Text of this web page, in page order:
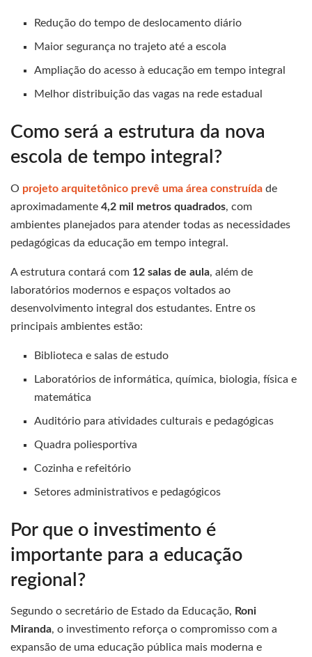
Redução do tempo de deslocamento diário
Maior segurança no trajeto até a escola
Ampliação do acesso à educação em tempo integral
Melhor distribuição das vagas na rede estadual
Como será a estrutura da nova
escola de tempo integral?
O projeto arquitetônico prevê uma área construída de
aproximadamente 4,2 mil metros quadrados, com
ambientes planejados para atender todas as necessidades
pedagógicas da educação em tempo integral.
A estrutura contará com 12 salas de aula, além de
laboratórios modernos e espaços voltados ao
desenvolvimento integral dos estudantes. Entre os
principais ambientes estão:
Biblioteca e salas de estudo
Laboratórios de informática, química, biologia, física e
matemática
Auditório para atividades culturais e pedagógicas
Quadra poliesportiva
Cozinha e refeitório
Setores administrativos e pedagógicos
Por que o investimento é
importante para a educação
regional?
Segundo o secretário de Estado da Educação, Roni
Miranda, o investimento reforça o compromisso com a
expansão de uma educação pública mais moderna e